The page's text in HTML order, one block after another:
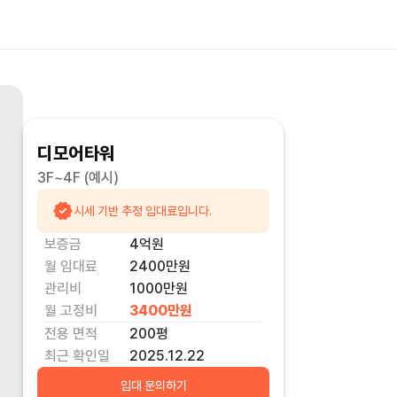
디모어타워
3F~4F (예시)
시세 기반 추정 임대료입니다.
보증금 4억원
월 임대료
2400만원
관리비
1000만원
월 고정비
3400만원
전용 면적
200평
최근 확인일
2025.12.22
임대 문의하기